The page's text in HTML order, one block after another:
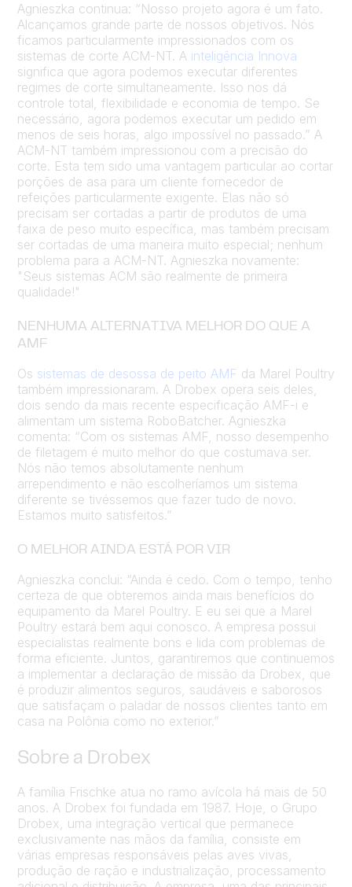
Agnieszka continua: “Nosso projeto agora é um fato.
Alcançamos grande parte de nossos objetivos. Nós
ficamos particularmente impressionados com os
sistemas de corte ACM-NT. A inteligência Innova
significa que agora podemos executar diferentes
regimes de corte simultaneamente. Isso nos dá
controle total, flexibilidade e economia de tempo. Se
necessário, agora podemos executar um pedido em
menos de seis horas, algo impossível no passado.” A
ACM-NT também impressionou com a precisão do
corte. Esta tem sido uma vantagem particular ao cortar
porções de asa para um cliente fornecedor de
refeições particularmente exigente. Elas não só
precisam ser cortadas a partir de produtos de uma
faixa de peso muito específica, mas também precisam
ser cortadas de uma maneira muito especial; nenhum
problema para a ACM-NT. Agnieszka novamente:
"Seus sistemas ACM são realmente de primeira
qualidade!"
NENHUMA ALTERNATIVA MELHOR DO QUE A
AMF
Os sistemas de desossa de peito AMF da Marel Poultry
também impressionaram. A Drobex opera seis deles,
dois sendo da mais recente especificação AMF-i e
alimentam um sistema RoboBatcher. Agnieszka
comenta: “Com os sistemas AMF, nosso desempenho
de filetagem é muito melhor do que costumava ser.
Nós não temos absolutamente nenhum
arrependimento e não escolheríamos um sistema
diferente se tivéssemos que fazer tudo de novo.
Estamos muito satisfeitos.”
O MELHOR AINDA ESTÁ POR VIR
Agnieszka conclui: “Ainda é cedo. Com o tempo, tenho
certeza de que obteremos ainda mais benefícios do
equipamento da Marel Poultry. E eu sei que a Marel
Poultry estará bem aqui conosco. A empresa possui
especialistas realmente bons e lida com problemas de
forma eficiente. Juntos, garantiremos que continuemos
a implementar a declaração de missão da Drobex, que
é produzir alimentos seguros, saudáveis e saborosos
que satisfaçam o paladar de nossos clientes tanto em
casa na Polônia como no exterior.”
Sobre a Drobex
A família Frischke atua no ramo avícola há mais de 50
anos. A Drobex foi fundada em 1987. Hoje, o Grupo
Drobex, uma integração vertical que permanece
exclusivamente nas mãos da família, consiste em
várias empresas responsáveis pelas aves vivas,
produção de ração e industrialização, processamento